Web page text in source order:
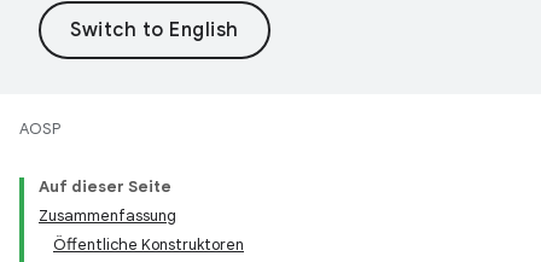
AOSP
Auf dieser Seite
Zusammenfassung
Öffentliche Konstruktoren